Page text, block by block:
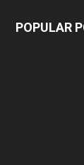
POPULAR